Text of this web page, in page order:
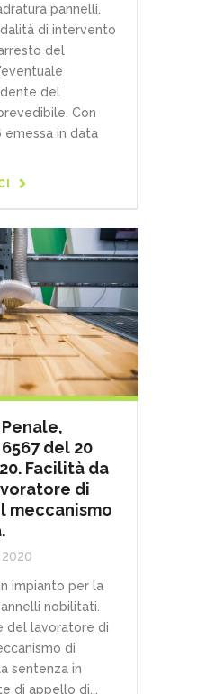
pannelli.
di intervento
del
del
Con
emessa in data
del 20
Facilità da
di
meccanismo
impianto per la
nobilitati.
del lavoratore di
di
sentenza in
di appello di...